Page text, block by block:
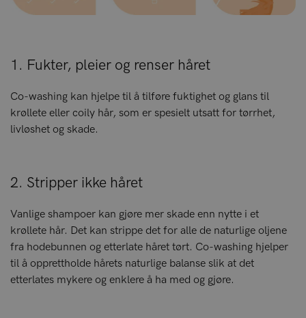
1. Fukter, pleier og renser håret
Co-washing kan hjelpe til å tilføre fuktighet og glans til
krøllete eller coily hår, som er spesielt utsatt for tørrhet,
livløshet og skade.
2. Stripper ikke håret
Vanlige shampoer kan gjøre mer skade enn nytte i et
krøllete hår. Det kan strippe det for alle de naturlige oljene
fra hodebunnen og etterlate håret tørt. Co-washing hjelper
til å opprettholde hårets naturlige balanse slik at det
etterlates mykere og enklere å ha med og gjøre.